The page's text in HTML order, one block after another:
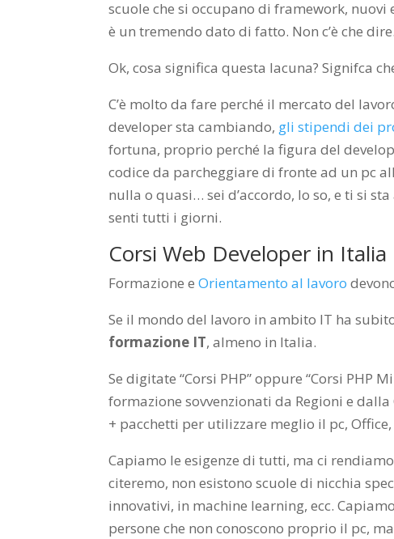
scuole che si occupano di framework,
è un tremendo dato di fatto. Non c’è che dire.
Ok, cosa significa questa lacuna? Signifca
C’è molto da fare perché il mercato del
developer sta cambiando, gli stipendi dei
fortuna, proprio perché la figura del
codice da parcheggiare di fronte ad un pc
nulla o quasi… sei d’accordo, lo so, e ti si
senti tutti i giorni.
Corsi Web Developer in Italia
Formazione eOrientamento al lavoro
Se il mondo del lavoro in ambito IT ha
formazione IT, almeno in Italia.
Se digitate “Corsi PHP” oppure “Corsi PHP
formazione sovvenzionati da Regioni e
+ pacchetti per utilizzare meglio il pc, Office,
Capiamo le esigenze di tutti, ma ci
citeremo, non esistono scuole di nicchia
innovativi, in machine learning, ecc.
persone che non conoscono proprio il pc,